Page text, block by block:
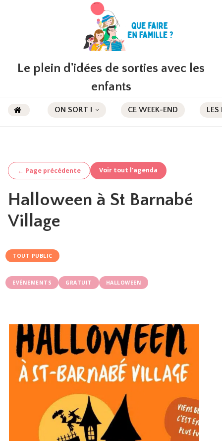
Le plein d'idées de sorties avec les
enfants
ON SORT ! CE WEEK-END LES
← Page précédente Voir tout l’agenda
Halloween à St Barnabé
Village
TOUT PUBLIC
EVÉNEMENTS GRATUIT HALLOWEEN